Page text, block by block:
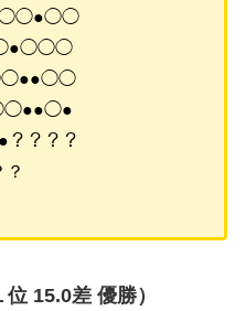
？？？
？
15.0差 優勝）